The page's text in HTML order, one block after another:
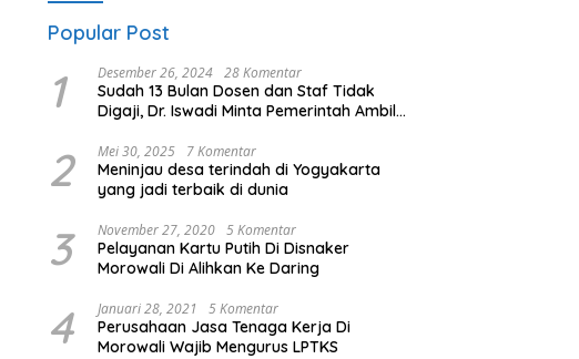
Popular Post
1 Desember 26, 2024 28 Komentar
Sudah 13 Bulan Dosen dan Staf Tidak
Digaji, Dr. Iswadi Minta Pemerintah Ambil
2 Mei 30, 2025 7 Komentar
Meninjau desa terindah di Yogyakarta
yang jadi terbaik di dunia
3 November 27, 2020 5 Komentar
Pelayanan Kartu Putih Di Disnaker
Morowali Di Alihkan Ke Daring
4 Januari 28, 2021 5 Komentar
Perusahaan Jasa Tenaga Kerja Di
Morowali Wajib Mengurus LPTKS